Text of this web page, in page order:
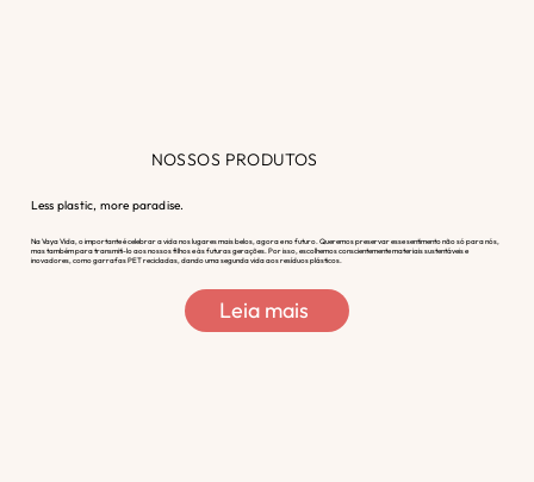
NOSSOS PRODUTOS
Less plastic, more paradise.
Na Vaya Vida, o importante é celebrar a vida nos lugares mais belos, agora e no futuro. Queremos preservar esse sentimento não só para nós,
mas também para transmiti-lo aos nossos filhos e às futuras gerações. Por isso, escolhemos conscientemente materiais sustentáveis e
inovadores, como garrafas PET recicladas, dando uma segunda vida aos resíduos plásticos.
Leia mais